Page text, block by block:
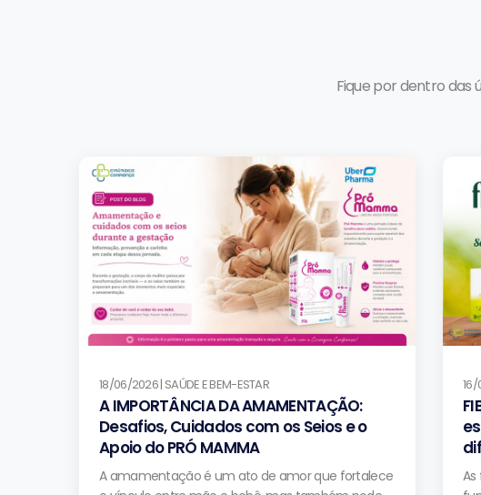
Fique por dentro das
18/06/2026 | SAÚDE E BEM-ESTAR
A IMPORTÂNCIA DA AMAMENTAÇÃO:
Desafios, Cuidados com os Seios e o
Apoio do PRÓ MAMMA
A amamentação é um ato de amor que fortalece
16/
As